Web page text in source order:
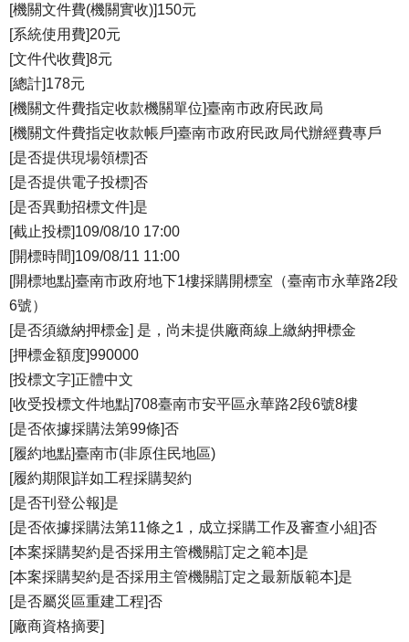
[機關文件費(機關實收)]150元
[系統使用費]20元
[文件代收費]8元
[總計]178元
[機關文件費指定收款機關單位]臺南市政府民政局
[機關文件費指定收款帳戶]臺南市政府民政局代辦經費專戶
[是否提供現場領標]否
[是否提供電子投標]否
[是否異動招標文件]是
[截止投標]109/08/10 17:00
[開標時間]109/08/11 11:00
[開標地點]臺南市政府地下1樓採購開標室（臺南市永華路2段
6號）
[是否須繳納押標金] 是，尚未提供廠商線上繳納押標金
[押標金額度]990000
[投標文字]正體中文
[收受投標文件地點]708臺南市安平區永華路2段6號8樓
[是否依據採購法第99條]否
[履約地點]臺南市(非原住民地區)
[履約期限]詳如工程採購契約
[是否刊登公報]是
[是否依據採購法第11條之1，成立採購工作及審查小組]否
[本案採購契約是否採用主管機關訂定之範本]是
[本案採購契約是否採用主管機關訂定之最新版範本]是
[是否屬災區重建工程]否
[廠商資格摘要]